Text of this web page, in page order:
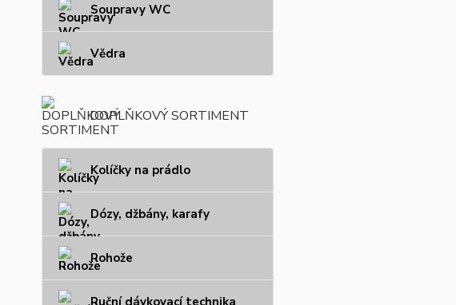
Soupravy WC
Vědra
DOPLŇKOVÝ SORTIMENT
Kolíčky na prádlo
Dózy, džbány, karafy
Rohože
Ruční dávkovací technika